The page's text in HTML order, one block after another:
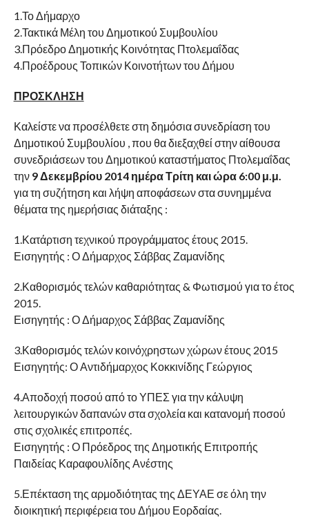
1.Το Δήμαρχο
2.Τακτικά Μέλη του Δημοτικού Συμβουλίου
3.Πρόεδρο Δημοτικής Κοινότητας Πτολεμαΐδας
4.Προέδρους Τοπικών Κοινοτήτων του Δήμου
ΠΡΟΣΚΛΗΣΗ
Καλείστε να προσέλθετε στη δημόσια συνεδρίαση του
Δημοτικού Συμβουλίου , που θα διεξαχθεί στην αίθουσα
συνεδριάσεων του Δημοτικού καταστήματος Πτολεμαΐδας
την 9 Δεκεμβρίου 2014 ημέρα Τρίτη και ώρα 6:00 μ.μ.
για τη συζήτηση και λήψη αποφάσεων στα συνημμένα
θέματα της ημερήσιας διάταξης :
1.Κατάρτιση τεχνικού προγράμματος έτους 2015.
Εισηγητής : Ο Δήμαρχος Σάββας Ζαμανίδης
2.Καθορισμός τελών καθαριότητας & Φωτισμού για το έτος
2015.
Εισηγητής : Ο Δήμαρχος Σάββας Ζαμανίδης
3.Καθορισμός τελών κοινόχρηστων χώρων έτους 2015
Εισηγητής: Ο Αντιδήμαρχος Κοκκινίδης Γεώργιος
4.Αποδοχή ποσού από το ΥΠΕΣ για την κάλυψη
λειτουργικών δαπανών στα σχολεία και κατανομή ποσού
στις σχολικές επιτροπές.
Εισηγητής : Ο Πρόεδρος της Δημοτικής Επιτροπής
Παιδείας Καραφουλίδης Ανέστης
5.Επέκταση της αρμοδιότητας της ΔΕΥΑΕ σε όλη την
διοικητική περιφέρεια του Δήμου Εορδαίας.